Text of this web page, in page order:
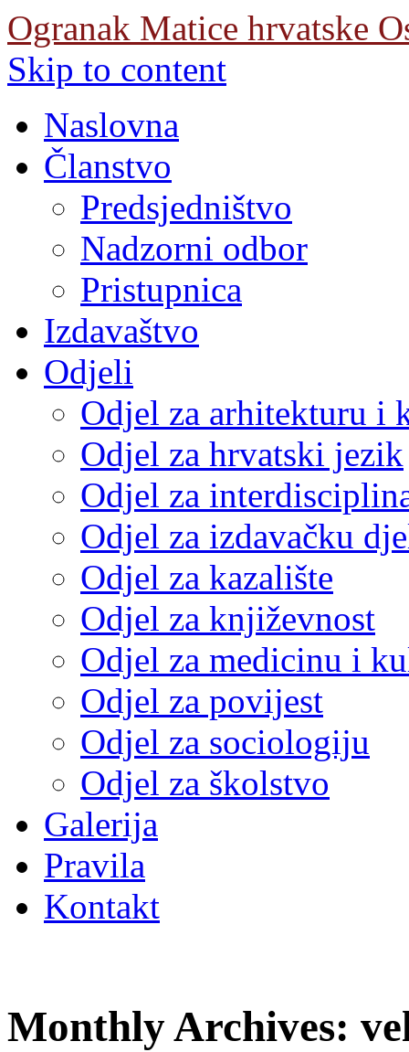
Ogranak Matice hrvatske
Skip to content
Naslovna
Članstvo
Predsjedništvo
Nadzorni odbor
Pristupnica
Izdavaštvo
Odjeli
Odjel za arhitekturu i
Odjel za hrvatski jezik
Odjel za
Odjel za izdavačku
Odjel za kazalište
Odjel za književnost
Odjel za medicinu i
Odjel za povijest
Odjel za sociologiju
Odjel za školstvo
Galerija
Pravila
Kontakt
Monthly Archives: